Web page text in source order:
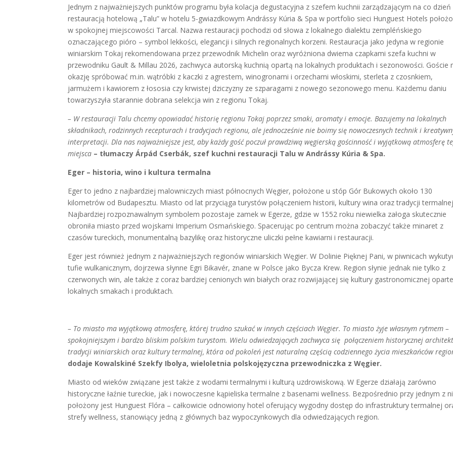
Jednym z najważniejszych punktów programu była kolacja degustacyjna z szefem kuchnii zarządzającym na co dzień
restauracją hotelową „Talu” w hotelu 5-gwiazdkowym Andrássy Kúria & Spa w portfolio sieci Hunguest Hotels
w spokojnej miejscowości Tarcal. Nazwa restauracji pochodzi od słowa z lokalnego dialektu zempléńskiego
oznaczającego pióro – symbol lekkości, elegancji i silnych regionalnych korzeni. Restauracja jako jedyna w regionie
winiarskim Tokaj rekomendowana przez przewodnik Michelin oraz wyróżniona dwiema czapkami szefa kuchni w
przewodniku Gault & Millau 2026, zachwyca autorską kuchnią opartą na lokalnych produktach i sezonowości. Goście
okazję spróbować m.in. wątróbki z kaczki z agrestem, winogronami i orzechami włoskimi, sterleta z czosnkiem,
jarmużem i kawiorem z łososia czy krwistej dziczyzny ze szparagami z nowego sezonowego menu. Każdemu daniu
towarzyszyła starannie dobrana selekcja win z regionu Tokaj.
– W restauracji Talu chcemy opowiadać historię regionu Tokaj poprzez smaki, aromaty i emocje. Bazujemy na lokalnych
składnikach, rodzinnych recepturach i tradycjach regionu, ale jednocześnie nie boimy się nowoczesnych technik i
interpretacji. Dla nas najważniejsze jest, aby każdy gość poczuł prawdziwą węgierską gościnność i wyjątkową atmosferę
miejsca – tłumaczy Árpád Cserbák, szef kuchni restauracji Talu w Andrássy Kúria & Spa.
Eger – historia, wino i kultura termalna
Eger to jedno z najbardziej malowniczych miast północnych Węgier, położone u stóp Gór Bukowych około 130
kilometrów od Budapesztu. Miasto od lat przyciąga turystów połączeniem historii, kultury wina oraz tradycji
Najbardziej rozpoznawalnym symbolem pozostaje zamek w Egerze, gdzie w 1552 roku niewielka załoga skutecznie
obroniła miasto przed wojskami Imperium Osmańskiego. Spacerując po centrum można zobaczyć także minaret z
czasów tureckich, monumentalną bazylikę oraz historyczne uliczki pełne kawiarni i restauracji.
Eger jest również jednym z najważniejszych regionów winiarskich Węgier. W Dolinie Pięknej Pani, w piwnicach
tufie wulkanicznym, dojrzewa słynne Egri Bikavér, znane w Polsce jako Bycza Krew. Region słynie jednak nie tylko z
czerwonych win, ale także z coraz bardziej cenionych win białych oraz rozwijającej się kultury gastronomicznej
lokalnych smakach i produktach.
– To miasto ma wyjątkową atmosferę, której trudno szukać w innych częściach Węgier. To miasto żyje własnym rytmem –
spokojniejszym i bardzo bliskim polskim turystom. Wielu odwiedzających zachwyca się połączeniem historycznej
tradycji winiarskich oraz kultury termalnej, która od pokoleń jest naturalną częścią codziennego życia mieszkańców
dodaje Kowalskiné Szekfy Ibolya, wieloletnia polskojęzyczna przewodniczka z Węgier.
Miasto od wieków związane jest także z wodami termalnymi i kulturą uzdrowiskową. W Egerze działają zarówno
historyczne łaźnie tureckie, jak i nowoczesne kąpieliska termalne z basenami wellness. Bezpośrednio przy jednym z
położony jest Hunguest Flóra – całkowicie odnowiony hotel oferujący wygodny dostęp do infrastruktury termalnej
strefy wellness, stanowiący jedną z głównych baz wypoczynkowych dla odwiedzających region.